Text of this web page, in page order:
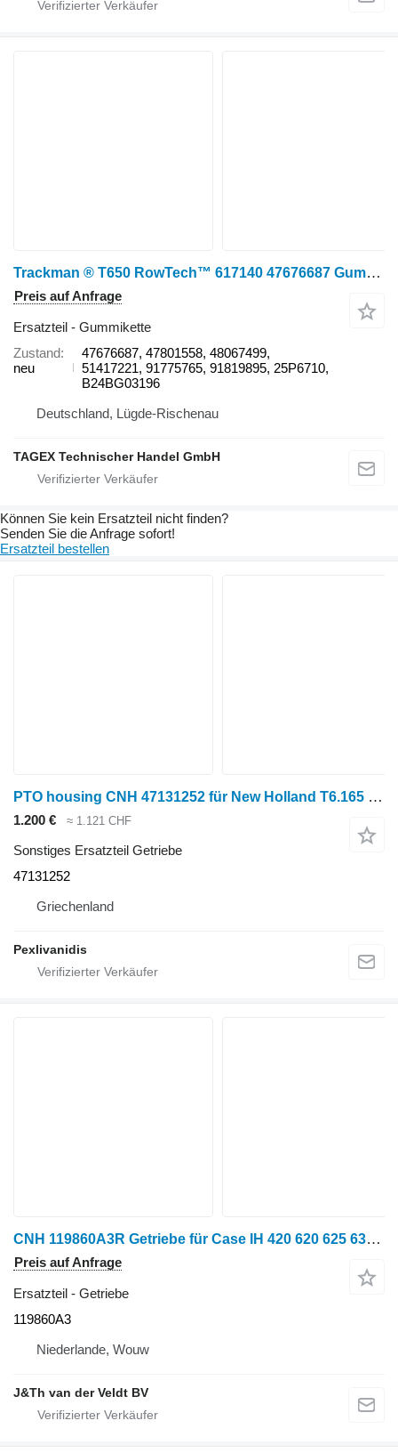
Trackman ® T650 RowTech™ 617140 47676687 Gummikette für CNH Case 7240, Case 7250, Case 7260, Case 8240, Case 8250, Case 8260, Case 9240, Case 9250, Case 9260, CNH, New Holland CR7.90, New Holland CR8.90, New Holland CR9.80, New Holland CR9.90, New Holland CR10.90, New Holland CR8080, New Holland CR9070, New Holland CR9080, New Holland CR9090, New Holland CX7.90, New HoHolland CX8.85, New Holland CX8.90 Getreideernter
Preis auf Anfrage
Ersatzteil - Gummikette
Zustand
neu
47676687, 47801558, 48067499,
51417221, 91775765, 91819895, 25P6710,
B24BG03196
Deutschland, Lügde-Rischenau
TAGEX Technischer Handel GmbH
Können Sie kein Ersatzteil nicht finden?
Senden Sie die Anfrage sofort!
Ersatzteil bestellen
PTO housing CNH 47131252 für New Holland T6.165 Radtraktor
1.200 € ≈ 1.121 CHF
Sonstiges Ersatzteil Getriebe
47131252
Griechenland
Pexlivanidis
CNH 119860A3R Getriebe für Case IH 420 620 625 635 2055 2155 2555 CPX240 CPX610 CPX620 Getreideernter
Preis auf Anfrage
Ersatzteil - Getriebe
119860A3
Niederlande, Wouw
J&Th van der Veldt BV